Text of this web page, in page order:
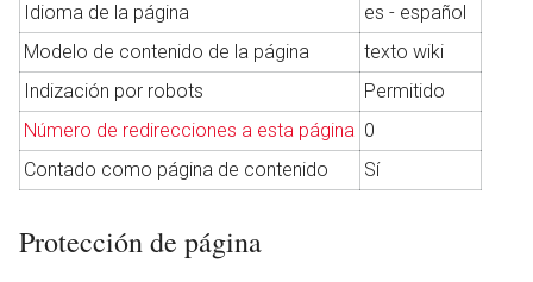
Abrir menú principal
Idioma de la página
es - español
Modelo de contenido de la página
texto wiki
Indización por robots
Permitido
Número de redirecciones a esta página 0
Contado como página de contenido
Sí
Protección de página